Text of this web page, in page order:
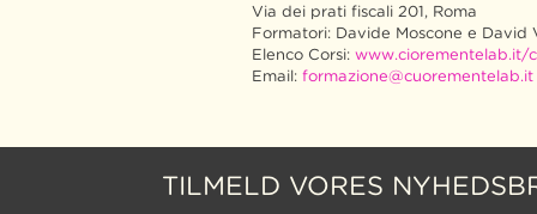
Via dei prati fiscali 201, Roma
Formatori: Davide Moscone e David
Elenco Corsi: www.ciorementelab.it/
Email: formazione@cuorementelab.it
TILMELD VORES